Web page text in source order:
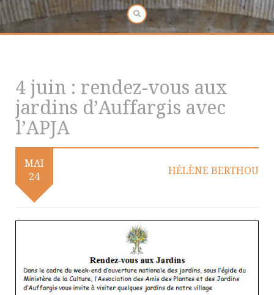
4 juin : rendez-vous aux
jardins d’Auffargis avec
l’APJA
MAI
24
HÉLÈNE BERTHOU